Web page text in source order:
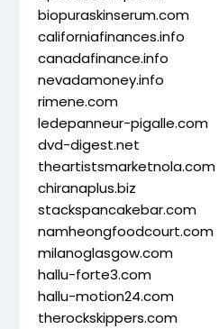
biopuraskinserum.com
californiafinances.info
canadafinance.info
nevadamoney.info
rimene.com
ledepanneur-pigalle.com
dvd-digest.net
theartistsmarketnola.com
chiranaplus.biz
stackspancakebar.com
namheongfoodcourt.com
milanoglasgow.com
hallu-forte3.com
hallu-motion24.com
therockskippers.com